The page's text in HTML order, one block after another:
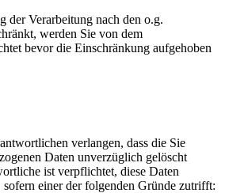
der Verarbeitung nach den o.g.
werden Sie von dem
bevor die Einschränkung aufgehoben
verlangen, dass die Sie
Daten unverzüglich gelöscht
ist verpflichtet, diese Daten
einer der folgenden Gründe zutrifft: